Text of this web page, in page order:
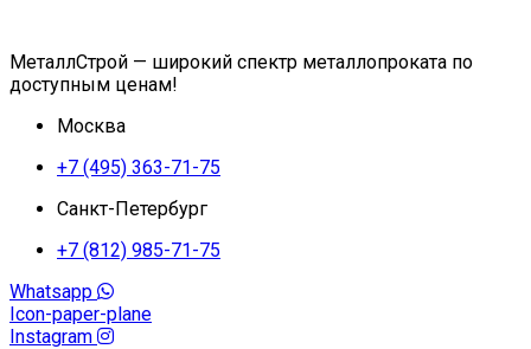
МеталлСтрой — широкий спектр металлопроката по
доступным ценам!
Москва
+7 (495) 363-71-75
Санкт-Петербург
+7 (812) 985-71-75
Whatsapp
Icon-paper-plane
Instagram